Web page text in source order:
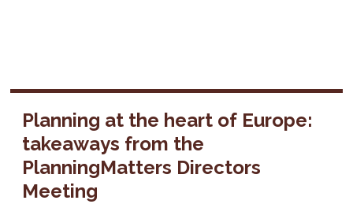
Planning at the heart of Europe:
takeaways from the
PlanningMatters Directors
Meeting